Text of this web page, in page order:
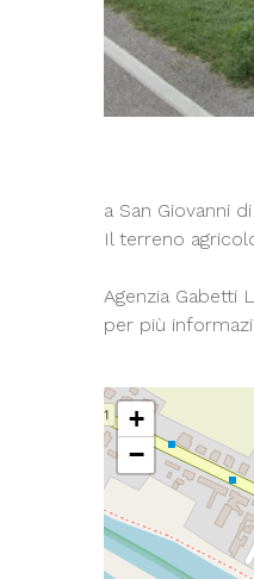
a San Giovanni
Il terreno
Agenzia Gabetti
per più
+
−